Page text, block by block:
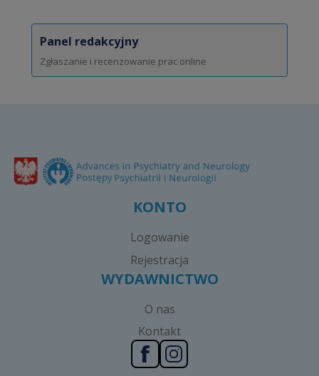
Panel redakcyjny
Zgłaszanie i recenzowanie prac online
KONTO
Logowanie
Rejestracja
WYDAWNICTWO
O nas
Kontakt